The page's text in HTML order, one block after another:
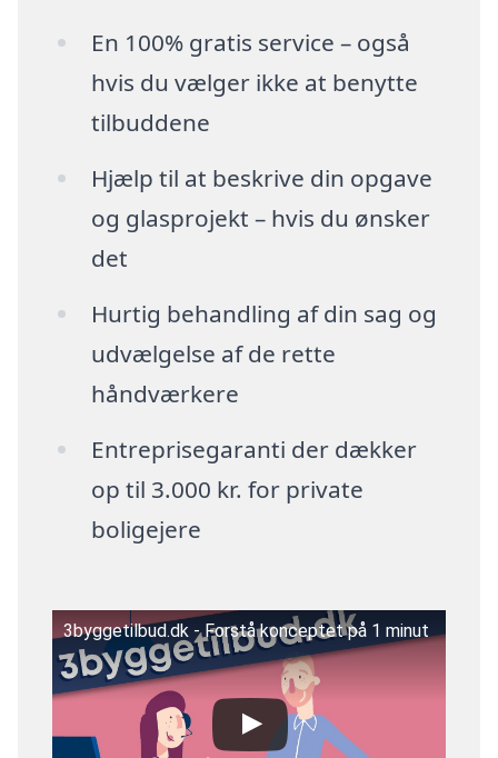
En 100% gratis service – også
hvis du vælger ikke at benytte
tilbuddene
Hjælp til at beskrive din opgave
og glasprojekt – hvis du ønsker
det
Hurtig behandling af din sag og
udvælgelse af de rette
håndværkere
Entreprisegaranti der dækker
op til 3.000 kr. for private
boligejere
3byggetilbud.dk - Forstå konceptet på 1 minut